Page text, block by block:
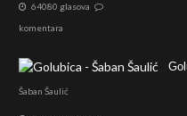
64080 glasova
komentara
Šaban Šaulić